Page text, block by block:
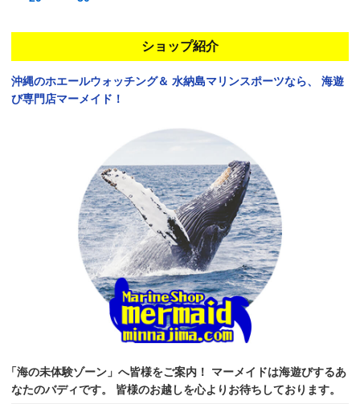
ショップ紹介
沖縄のホエールウォッチング＆ 水納島マリンスポーツなら、
海遊
び専門店マーメイド！
「海の未体験ゾーン」へ皆様をご案内！
マーメイドは海遊びするあ
なたのバディです。
皆様のお越しを心よりお待ちしております。